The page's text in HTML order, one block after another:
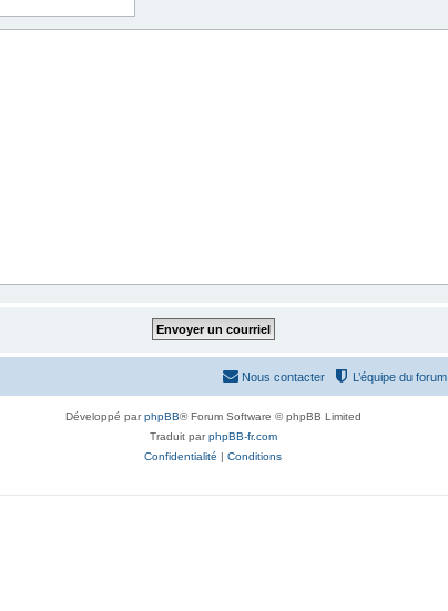
L’équipe du forum
Nous contacter
Développé parphpBB® Forum Software © phpBB Limited
Traduit parphpBB-fr.com
Confidentialité | Conditions